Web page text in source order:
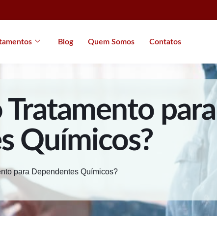
Blog Quem Somos Contatos
para
Químicos?
para Dependentes Químicos?